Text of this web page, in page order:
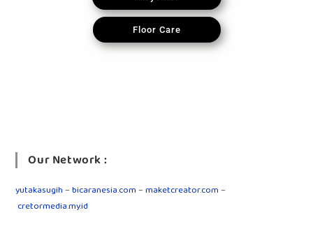
Floor Care
Our Network :
yutakasugih–bicaranesia.com–maketcreator.com–
cretormedia.my.id